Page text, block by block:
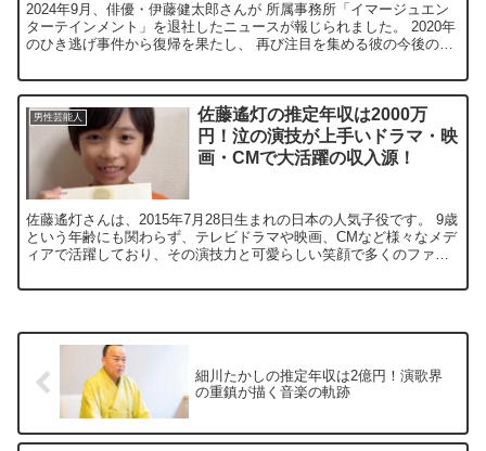
2024年9月、俳優・伊藤健太郎さんが 所属事務所「イマージュエン
ターテインメント」を退社したニュースが報じられました。 2020年
のひき逃げ事件から復帰を果たし、 再び注目を集める彼の今後の活
男性芸能人
佐藤遙灯の推定年収は2000万
円！泣の演技が上手いドラマ・映
画・CMで大活躍の収入源！
佐藤遙灯さんは、2015年7月28日生まれの日本の人気子役です。 9歳
という年齢にも関わらず、テレビドラマや映画、CMなど様々なメデ
ィアで活躍しており、その演技力と可愛らしい笑顔で多くのファン
細川たかしの推定年収は2億円！演歌界
の重鎮が描く音楽の軌跡